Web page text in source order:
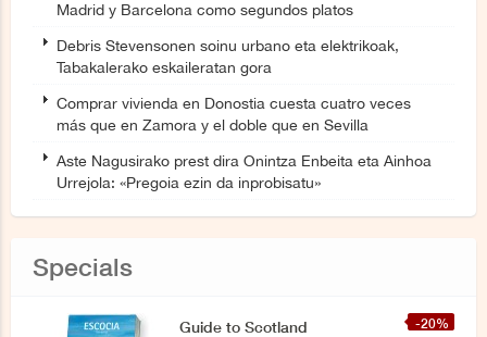
Madrid y Barcelona como segundos platos
Debris Stevensonen soinu urbano eta elektrikoak,
Tabakalerako eskaileratan gora
Comprar vivienda en Donostia cuesta cuatro veces
más que en Zamora y el doble que en Sevilla
Aste Nagusirako prest dira Onintza Enbeita eta Ainhoa
Urrejola: «Pregoia ezin da inprobisatu»
Specials
-20%
Guide to Scotland